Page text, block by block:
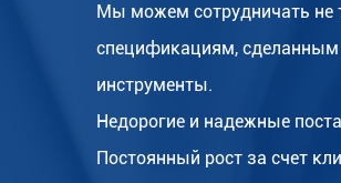
Мы можем сотрудничать не
спецификациям, сделанным
инструменты.
Недорогие и надежные
Постоянный рост за счет